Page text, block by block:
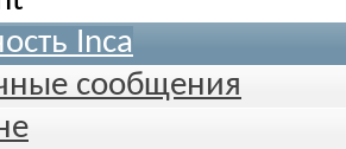
Inca
сообщения